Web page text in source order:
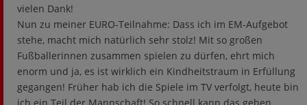
vielen Dank!
Nun zu meiner EURO-Teilnahme: Dass ich im EM-Aufgebot
stehe, macht mich natürlich sehr stolz! Mit so großen
Fußballerinnen zusammen spielen zu dürfen, ehrt mich
enorm und ja, es ist wirklich ein Kindheitstraum in Erfüllung
gegangen! Früher hab ich die Spiele im TV verfolgt, heute bin